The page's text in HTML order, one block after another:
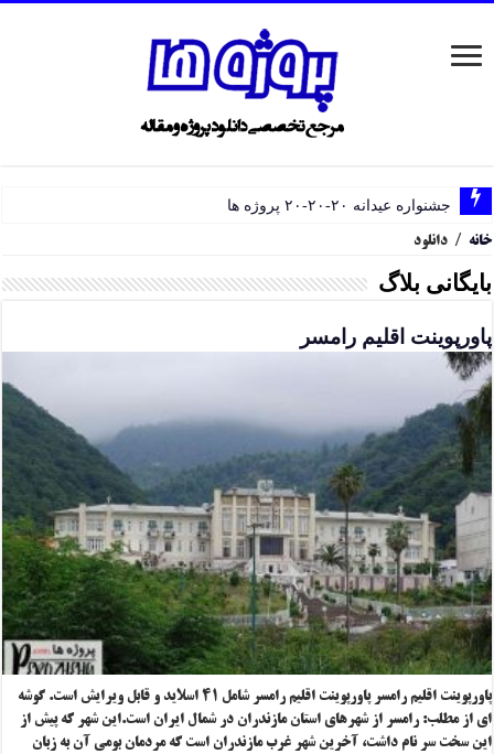
جشنواره عیدانه ۲۰-۲۰-۲۰ پروژه ها
خانه / دانلود
بایگانی بلاگ
پاورپوینت اقلیم رامسر
پاورپوینت اقلیم رامسر پاورپوینت اقلیم رامسر شامل ۴۱ اسلاید و قابل ویرایش است. گوشه
ای از مطلب: رامسر از شهرهای استان مازندران در شمال ایران است.این شهر که پیش از
این سخت سر نام داشت، آخرین شهر غرب مازندران است که مردمان بومی آن به زبان